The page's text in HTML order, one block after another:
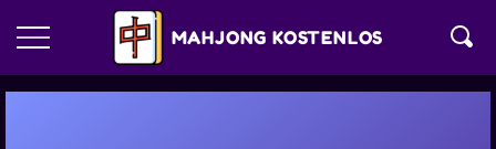
MAHJONG KOSTENLOS